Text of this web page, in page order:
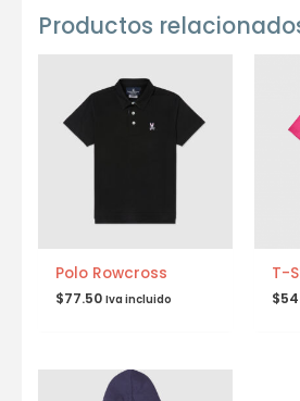
Productos
Polo Rowcross
$77.50 Iva incluido
T-
$